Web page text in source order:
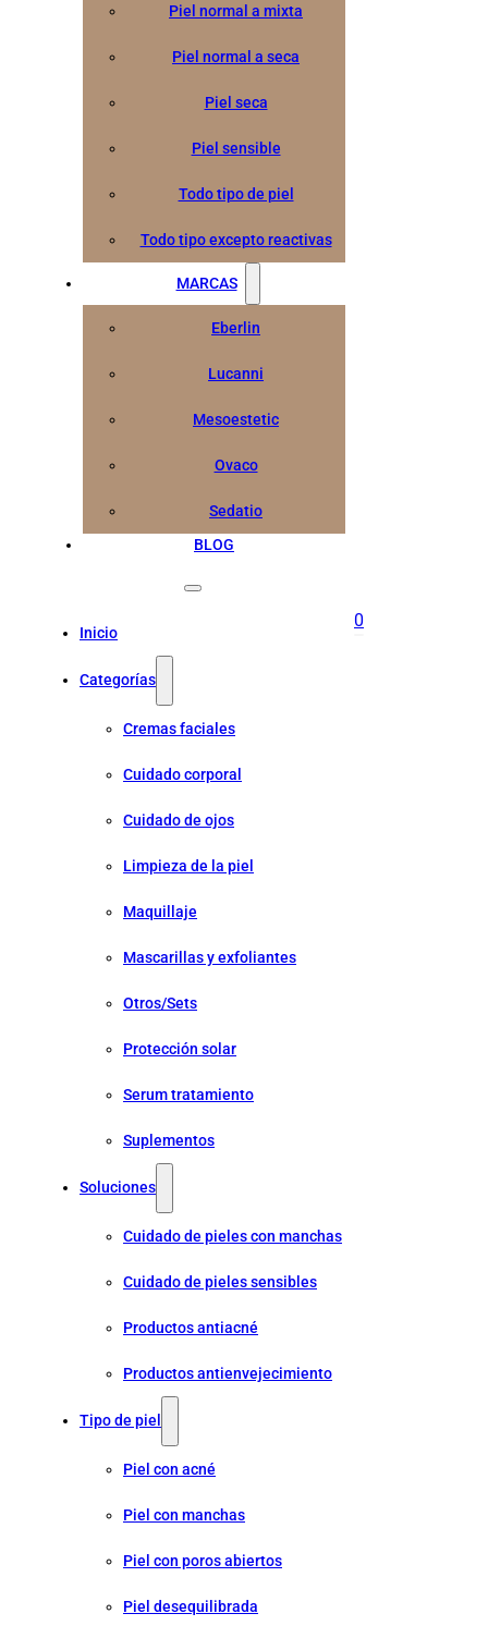
Piel normal a mixta
Piel normal a seca
Piel seca
Piel sensible
Todo tipo de piel
Todo tipo excepto reactivas
MARCAS
Eberlin
Lucanni
Mesoestetic
Ovaco
Sedatio
BLOG
Inicio
Categorías
Cremas faciales
Cuidado corporal
Cuidado de ojos
Limpieza de la piel
Maquillaje
Mascarillas y exfoliantes
Otros/Sets
Protección solar
Serum tratamiento
Suplementos
Soluciones
Cuidado de pieles con manchas
Cuidado de pieles sensibles
Productos antiacné
Productos antienvejecimiento
Tipo de piel
Piel con acné
Piel con manchas
Piel con poros abiertos
Piel desequilibrada
0